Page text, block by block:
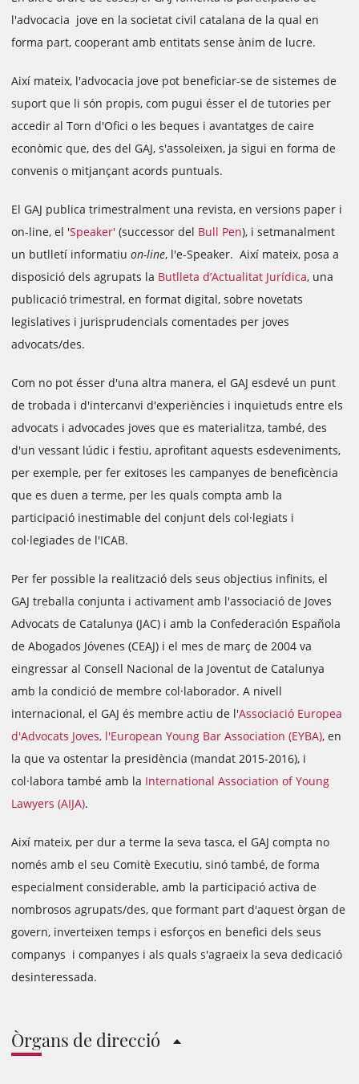
l'advocacia jove en la societat civil catalana de la qual en
forma part, cooperant amb entitats sense ànim de lucre.
Així mateix, l'advocacia jove pot beneficiar-se de sistemes de
suport que li són propis, com pugui ésser el de tutories per
accedir al Torn d'Ofici o les beques i avantatges de caire
econòmic que, des del GAJ, s'assoleixen, ja sigui en forma de
convenis o mitjançant acords puntuals.
El GAJ publica trimestralment una revista, en versions paper i
on-line, el 'Speaker' (successor del Bull Pen), i setmanalment
un butlletí informatiu on-line, l'e-Speaker. Així mateix, posa a
disposició dels agrupats la Butlleta d’Actualitat Jurídica, una
publicació trimestral, en format digital, sobre novetats
legislatives i jurisprudencials comentades per joves
advocats/des.
Com no pot ésser d'una altra manera, el GAJ esdevé un punt
de trobada i d'intercanvi d'experiències i inquietuds entre els
advocats i advocades joves que es materialitza, també, des
d'un vessant lúdic i festiu, aprofitant aquests esdeveniments,
per exemple, per fer exitoses les campanyes de beneficència
que es duen a terme, per les quals compta amb la
participació inestimable del conjunt dels col·legiats i
col·legiades de l'ICAB.
Per fer possible la realització dels seus objectius infinits, el
GAJ treballa conjunta i activament amb l'associació de Joves
Advocats de Catalunya (JAC) i amb la Confederación Española
de Abogados Jóvenes (CEAJ) i el mes de març de 2004 va
eingressar al Consell Nacional de la Joventut de Catalunya
amb la condició de membre col·laborador. A nivell
internacional, el GAJ és membre actiu de l'Associació Europea
d'Advocats Joves, l'European Young Bar Association (EYBA), en
la que va ostentar la presidència (mandat 2015-2016), i
col·labora també amb la International Association of Young
Lawyers (AIJA).
Així mateix, per dur a terme la seva tasca, el GAJ compta no
només amb el seu Comitè Executiu, sinó també, de forma
especialment considerable, amb la participació activa de
nombrosos agrupats/des, que formant part d'aquest òrgan de
govern, inverteixen temps i esforços en benefici dels seus
companys i companyes i als quals s'agraeix la seva dedicació
desinteressada.
Òrgans de direcció